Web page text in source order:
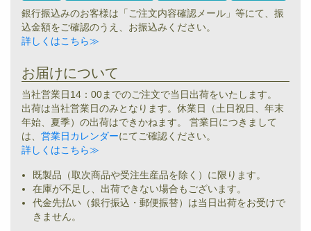
銀行振込みのお客様は「ご注文内容確認メール」等にて、振
込金額をご確認のうえ、お振込みください。
詳しくはこちら≫
お届けについて
当社営業日14：00までのご注文で当日出荷をいたします。
出荷は当社営業日のみとなります。休業日（土日祝日、年末
年始、夏季）の出荷はできかねます。 営業日につきまして
は、 営業日カレンダーにてご確認ください。
詳しくはこちら≫
既製品（取次商品や受注生産品を除く）に限ります。
在庫が不足し、出荷できない場合もございます。
代金先払い（銀行振込・郵便振替）は当日出荷をお受けで
きません。